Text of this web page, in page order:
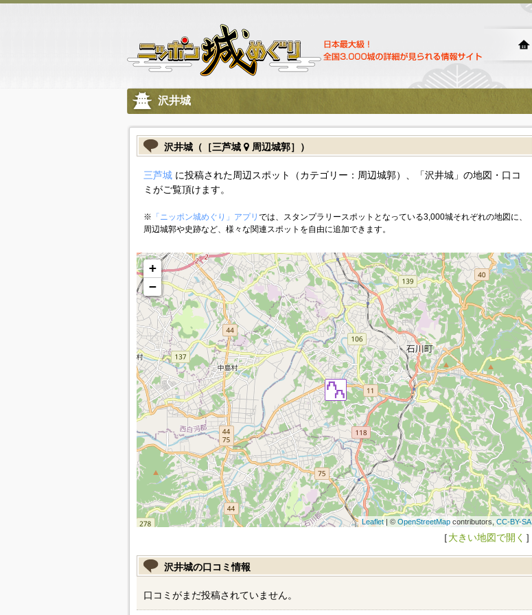
沢井城
沢井城（［三芦城 周辺城郭］）
三芦城に投稿された周辺スポット（カテゴリー：周辺城郭）、「沢井城」の地図・口コ
ミがご覧頂けます。
※ 「ニッポン城めぐり」アプリ では、スタンプラリースポットとなっている3,000城それぞれの地図に、
周辺城郭や史跡など、様々な関連スポットを自由に追加できます。
+
−
Leaflet| © OpenStreetMapcontributors, CC-BY-SA
［大きい地図で開く ］
沢井城の口コミ情報
口コミがまだ投稿されていません。